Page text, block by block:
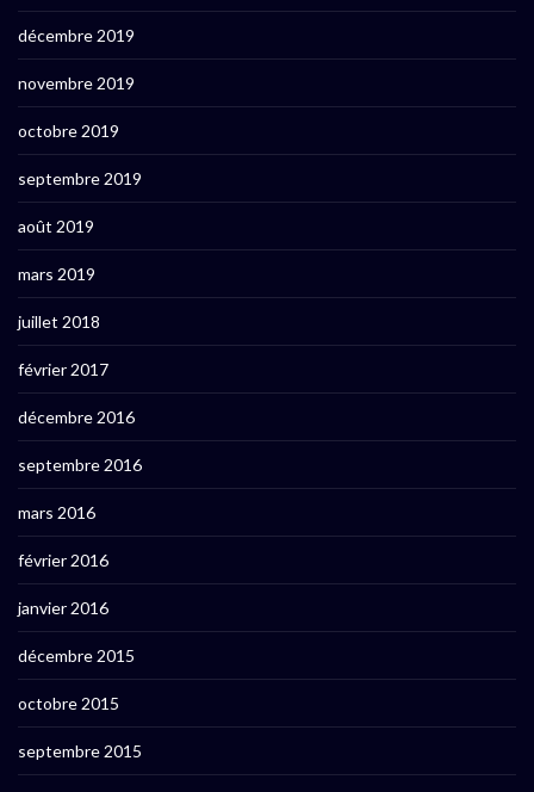
décembre 2019
novembre 2019
octobre 2019
septembre 2019
août 2019
mars 2019
juillet 2018
février 2017
décembre 2016
septembre 2016
mars 2016
février 2016
janvier 2016
décembre 2015
octobre 2015
septembre 2015